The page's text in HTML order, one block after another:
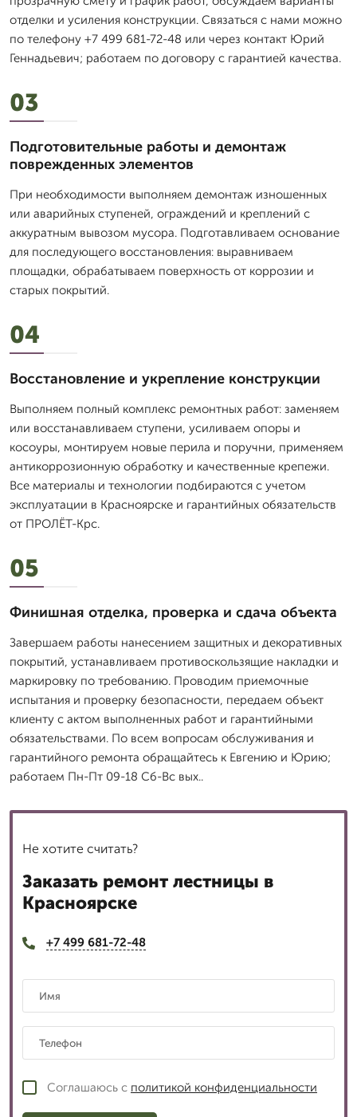
отделки и усиления конструкции. Связаться с нами можно
по телефону +7 499 681-72-48 или через контакт Юрий
Геннадьевич; работаем по договору с гарантией качества.
03
Подготовительные работы и демонтаж
поврежденных элементов
При необходимости выполняем демонтаж изношенных
или аварийных ступеней, ограждений и креплений с
аккуратным вывозом мусора. Подготавливаем основание
для последующего восстановления: выравниваем
площадки, обрабатываем поверхность от коррозии и
старых покрытий.
04
Восстановление и укрепление конструкции
Выполняем полный комплекс ремонтных работ: заменяем
или восстанавливаем ступени, усиливаем опоры и
косоуры, монтируем новые перила и поручни, применяем
антикоррозионную обработку и качественные крепежи.
Все материалы и технологии подбираются с учетом
эксплуатации в Красноярске и гарантийных обязательств
от ПРОЛЁТ-Крс.
05
Финишная отделка, проверка и сдача объекта
Завершаем работы нанесением защитных и декоративных
покрытий, устанавливаем противоскользящие накладки и
маркировку по требованию. Проводим приемочные
испытания и проверку безопасности, передаем объект
клиенту с актом выполненных работ и гарантийными
обязательствами. По всем вопросам обслуживания и
гарантийного ремонта обращайтесь к Евгению и Юрию;
работаем Пн-Пт 09-18 Сб-Вс вых..
Не хотите считать?
Заказать ремонт лестницы в
Красноярске
+7 499 681-72-48
Соглашаюсь с политикой конфиденциальности